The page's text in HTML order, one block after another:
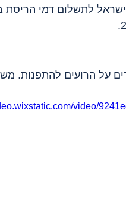
לתשלום דמי הריסת
על הרועים להתפנות.
video/